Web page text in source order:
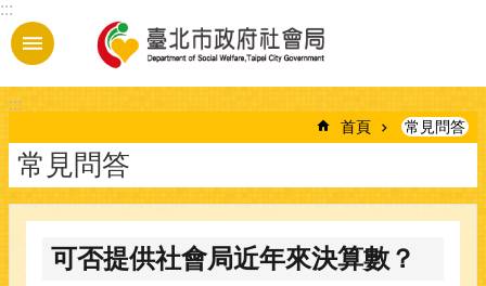
跳到主要內容區塊
:::
:::
首頁 常見問答
常見問答
可否提供社會局近年來決算數？